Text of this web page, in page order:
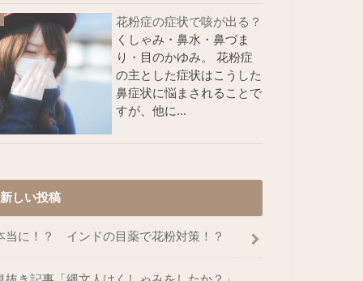
花粉症の症状で咳が出る？
くしゃみ・鼻水・鼻づま
り・目のかゆみ。 花粉症
の主とした症状はこうした
鼻症状に悩まされることで
すが、他に...
新しい投稿
当に！？ インドの目薬で花粉対策！？